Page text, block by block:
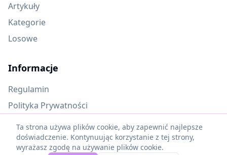
Artykuły
Kategorie
Losowe
Informacje
Regulamin
Polityka Prywatności
Oczekujące materiały
Ta strona używa plików cookie, aby zapewnić najlepsze
doświadczenie. Kontynuując korzystanie z tej strony,
wyrażasz zgodę na używanie plików cookie.